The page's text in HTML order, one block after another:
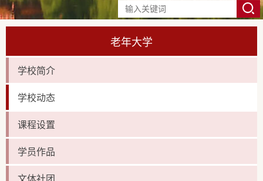
老年大学
学校简介
学校动态
课程设置
学员作品